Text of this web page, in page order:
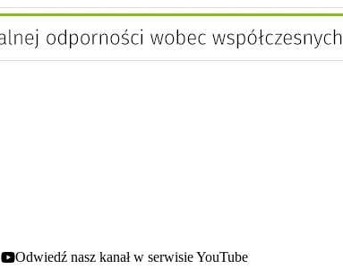
Youtube - otwiera się w nowej karcie
Odwiedź nasz kanał w serwisie YouTube